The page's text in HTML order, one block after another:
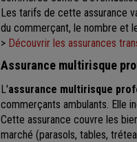
Les tarifs de cette assurance
du commerçant, le nombre et
> Découvrir les assurances
Assurance multirisque
L'assurance multirisque
commerçants ambulants. Elle
Cette assurance couvre les
marché (parasols, tables,